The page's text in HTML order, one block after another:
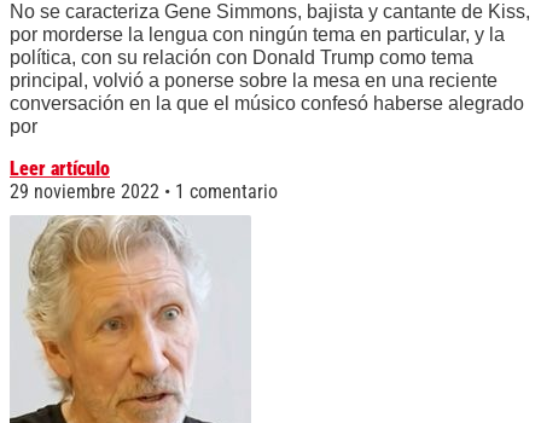
No se caracteriza Gene Simmons, bajista y cantante de Kiss,
por morderse la lengua con ningún tema en particular, y la
política, con su relación con Donald Trump como tema
principal, volvió a ponerse sobre la mesa en una reciente
conversación en la que el músico confesó haberse alegrado
por
Leer artículo
29 noviembre 2022
1 comentario